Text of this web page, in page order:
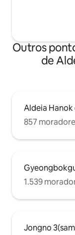
são próximos, e
lugar em Seul a
hesitado, até
bem-vinda. Em
Outros
de
Aldeia
857
1.539
Jongno